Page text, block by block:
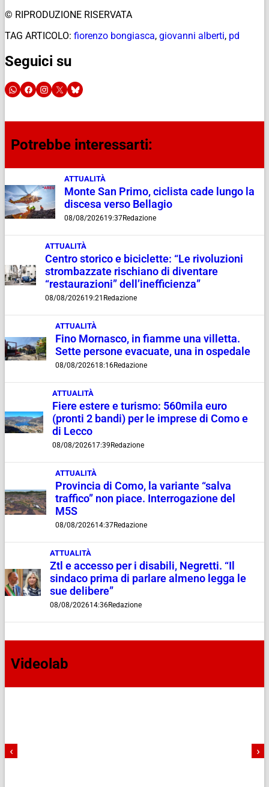
© RIPRODUZIONE RISERVATA
TAG ARTICOLO: fiorenzo bongiasca, giovanni alberti, pd
Seguici su
Potrebbe interessarti:
ATTUALITÀ
Monte San Primo, ciclista cade lungo la
discesa verso Bellagio
08/08/202619:37Redazione
ATTUALITÀ
Centro storico e biciclette: “Le rivoluzioni
strombazzate rischiano di diventare
“restaurazioni” dell’inefficienza”
08/08/202619:21 Redazione
ATTUALITÀ
Fino Mornasco, in fiamme una villetta.
Sette persone evacuate, una in ospedale
08/08/202618:16Redazione
ATTUALITÀ
Fiere estere e turismo: 560mila euro
(pronti 2 bandi) per le imprese di Como e
di Lecco
08/08/202617:39 Redazione
ATTUALITÀ
Provincia di Como, la variante “salva
traffico” non piace. Interrogazione del
M5S
08/08/202614:37Redazione
ATTUALITÀ
Ztl e accesso per i disabili, Negretti. “Il
sindaco prima di parlare almeno legga le
sue delibere”
08/08/202614:36Redazione
Videolab
‹ ›